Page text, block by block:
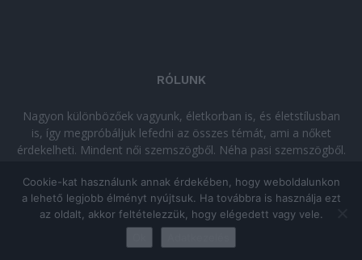
RÓLUNK
Nagyon különbözőek vagyunk, életkorban is, és életstílusban
is, így megpróbáljuk lefedni az összes témát, ami a nőket
érdekelheti. Mindent női szemszögből. Néha pasi szemszögből.
kikapcsolódásra vágysz!
© Copyright 2026 - mymirror.huADATKEZELÉSI TÁJÉKOZTATÓ
Impresszum
Cookie-kat használunk annak érdekében, hogy weboldalunkon
a lehető legjobb élményt nyújtsuk. Ha továbbra is használja ezt
az oldalt, akkor feltételezzük, hogy elégedett vagy vele.